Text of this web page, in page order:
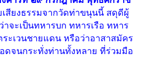
เสียงธรรมจากวัดท่าขนุนนี้ สดุดีผู้
จะเป็นทหารบก ทหารเรือ ทหาร
ระเวนชายแดน หรือว่าอาสาสมัคร
ดจนกระทั่งท่านทั้งหลาย ที่ร่วมมือ